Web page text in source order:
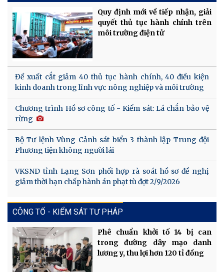
Quy định mới về tiếp nhận, giải
quyết thủ tục hành chính trên
môi trường điện tử
Đề xuất cắt giảm 40 thủ tục hành chính, 40 điều kiện
kinh doanh trong lĩnh vực nông nghiệp và môi trường
Chương trình Hồ sơ công tố - Kiểm sát: Lá chắn bảo vệ
rừng
Bộ Tư lệnh Vùng Cảnh sát biển 3 thành lập Trung đội
Phương tiện không người lái
VKSND tỉnh Lạng Sơn phối hợp rà soát hồ sơ đề nghị
giảm thời hạn chấp hành án phạt tù đợt 2/9/2026
CÔNG TỐ - KIỂM SÁT TƯ PHÁP
Phê chuẩn khởi tố 14 bị can
trong đường dây mạo danh
lương y, thu lợi hơn 120 tỉ đồng